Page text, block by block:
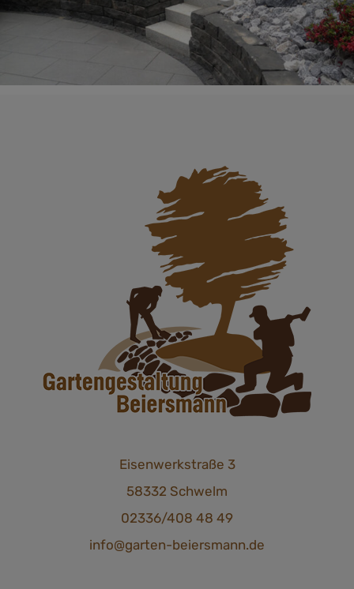
Eisenwerkstraße 3
58332 Schwelm
02336/408 48 49
info@garten-beiersmann.de